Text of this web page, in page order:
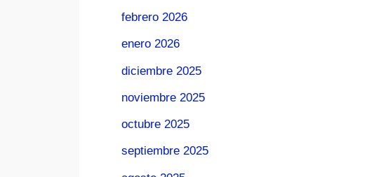
febrero 2026
enero 2026
diciembre 2025
noviembre 2025
octubre 2025
septiembre 2025